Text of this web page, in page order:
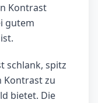
Kontrast
gutem
schlank, spitz
Kontrast zu
bietet. Die